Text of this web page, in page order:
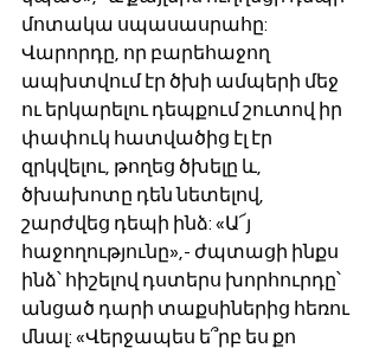
մոտակա սպասասրահը:
Վարորդը, որ բարեհաջող
ապխտվում էր ծխի ամպերի մեջ
ու երկարելու դեպքում շուտով իր
փափուկ հատվածից էլ էր
զրկվելու, թողեց ծխելը և,
ծխախոտը դեն նետելով,
շարժվեց դեպի ինձ: «Ա՜յ
հաջողությունը»,- ժպտացի ինքս
ինձ՝ հիշելով դստերս խորհուրդը՝
անցած դարի տաքսիներից հեռու
մնալ: «Վերջապես ե՞րբ ես քո